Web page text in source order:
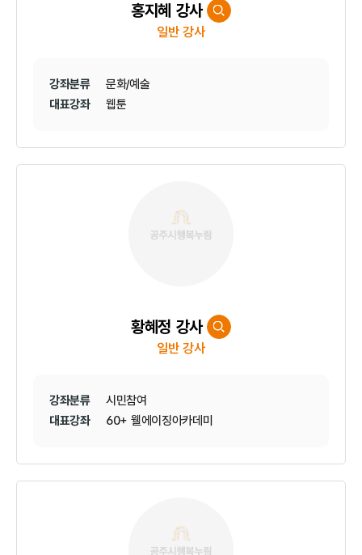
홍지혜 강사
일반 강사
강좌분류
문화/예술
대표강좌
웹툰
황혜정 강사
일반 강사
강좌분류
시민참여
대표강좌
60+ 웰에이징아카데미